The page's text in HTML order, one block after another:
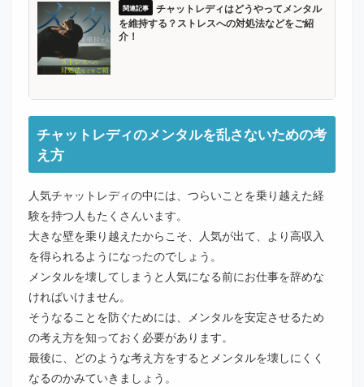
チャットレディはどうやってメンタル
を維持する？ストレスへの対処法などをご紹
介！
チャットレディのメンタルを乱さないための考
え方
人気チャットレディの中には、つらいことを乗り越えた経
験を持つ人もたくさんいます。
大きな壁を乗り越えたからこそ、人気が出て、より高収入
を得られるようになったのでしょう。
メンタルを壊してしまうと人気になる前にお仕事を辞めな
ければいけません。
そうなることを防ぐためには、メンタルを安定させるため
の考え方を知っておく必要があります。
最後に、どのような考え方をするとメンタルを壊しにくく
なるのかみていきましょう。